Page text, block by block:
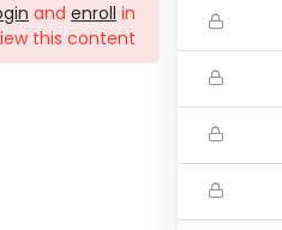
and enroll in
this content!